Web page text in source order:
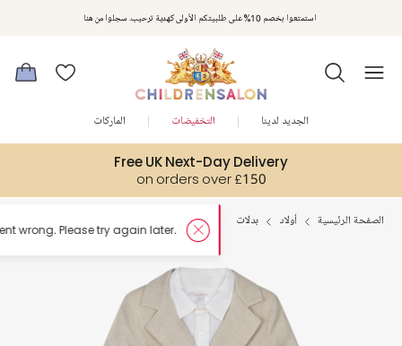
استمتعوا بخصم 10% على طلبيتكم الأولى كهدية ترحيب. سجلوا من هنا
Free UK Next-Day Delivery
on orders over £150
الجديد لدينا التخفيضات الماركات
الصفحة الرئيسية أولاد بدلات